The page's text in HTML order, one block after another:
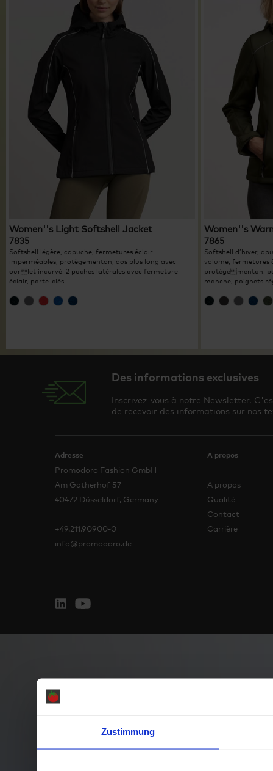
Zustimmung
Women''s Light Softshell Jacket
7835
Softshell légère, capuche, fermetures éclair
imperméables, protègementon, dos plus long avec
ourlet incurvé, 2 poches latérales avec fermeture
éclair, porte-clés ...
Women''s
7865
Softshell d’hiver,
volume, fermetures
protègementon,
manche, poignets
Des informations exclusives
Inscrivez-vous à notre Newsletter.
de recevoir des informations sur nos
Adresse
Promodoro Fashion GmbH
Am Gatherhof 57
40472 Düsseldorf, Germany
+49.211.90900-0
info@promodoro.de
A propos
A propos
Qualité
Contact
Carrière